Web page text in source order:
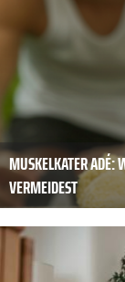
MUSKELKATER ADÉ:
VERMEIDEST